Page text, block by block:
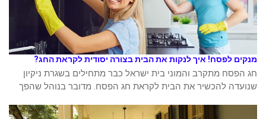
מנקים לפסח! איך לנקות את הבית בצורה יסודית לקראת החג?
חג הפסח מתקרב והמוני בית ישראל כבר מתחילים בשגרת ניקיון
שנועדה להכשיר את הבית לקראת חג הפסח. מדובר בנוהל שהפך